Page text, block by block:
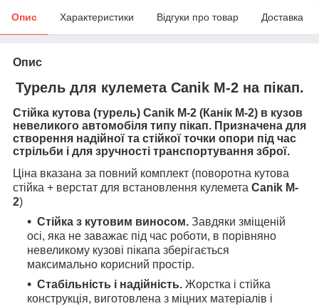
Опис Характеристики Відгуки про товар Доставка
Опис
Турель для кулемета Canik M-2 на пікап.
Стійка кутова (турель) Canik M-2 (Канік М-2) в кузов
невеликого автомобіля типу пікап. Призначена для
створення надійної та стійкої точки опори під час
стрільби і для зручності транспортування зброї.
Ціна вказана за повний комплект (поворотна кутова
стійка + верстат для встановлення кулемета Canik M-
2)
Стійка з кутовим виносом. Завдяки зміщеній
осі, яка не заважає під час роботи, в порівняно
невеликому кузові пікапа зберігається
максимально корисний простір.
Стабільність і надійність. Жорстка і стійка
конструкція, виготовлена з міцних матеріалів і